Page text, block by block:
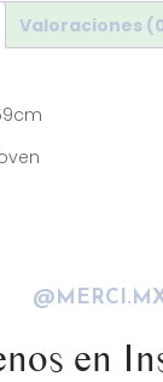
Valoraciones
en